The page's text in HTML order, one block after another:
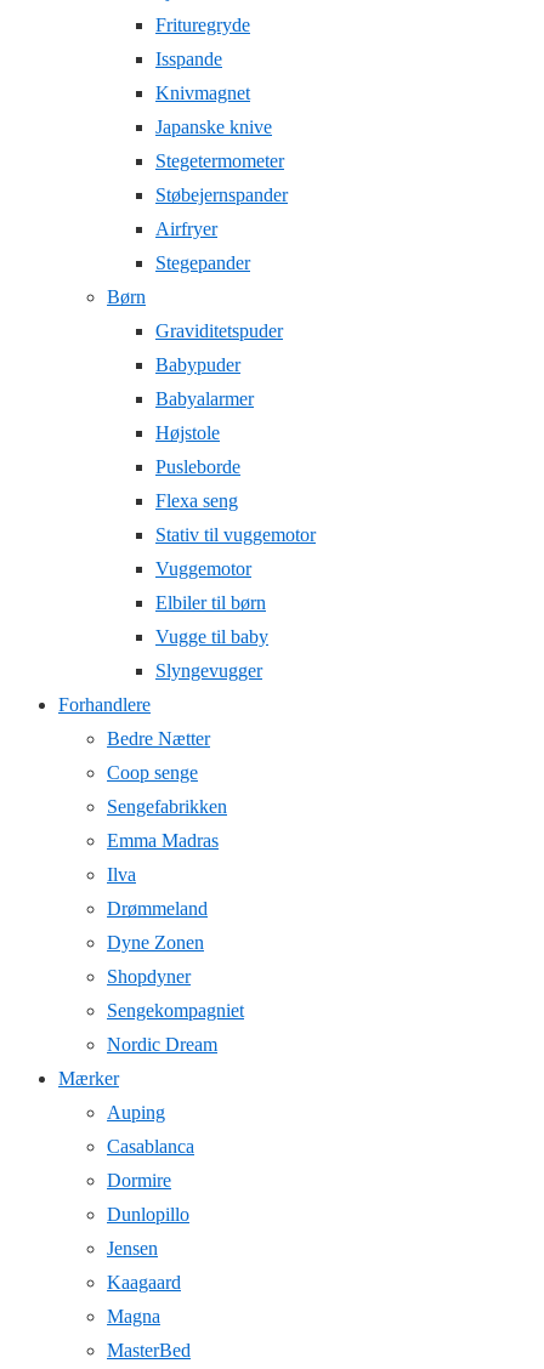
Frituregryde
Isspande
Knivmagnet
Japanske knive
Stegetermometer
Støbejernspander
Airfryer
Stegepander
Børn
Graviditetspuder
Babypuder
Babyalarmer
Højstole
Pusleborde
Flexa seng
Stativ til vuggemotor
Vuggemotor
Elbiler til børn
Vugge til baby
Slyngevugger
Forhandlere
Bedre Nætter
Coop senge
Sengefabrikken
Emma Madras
Ilva
Drømmeland
Dyne Zonen
Shopdyner
Sengekompagniet
Nordic Dream
Mærker
Auping
Casablanca
Dormire
Dunlopillo
Jensen
Kaagaard
Magna
MasterBed